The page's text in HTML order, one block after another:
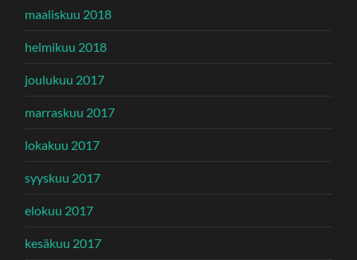
maaliskuu 2018
helmikuu 2018
joulukuu 2017
marraskuu 2017
lokakuu 2017
syyskuu 2017
elokuu 2017
kesäkuu 2017